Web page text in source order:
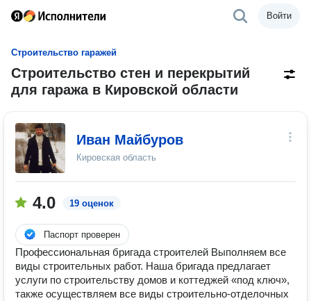
Войти
Строительство гаражей
Строительство стен и перекрытий
для гаража в Кировской области
Иван Майбуров
Кировская область
4.0 19 оценок
Паспорт проверен
Профессиональная бригада строителей Выполняем все
виды строительных работ. Наша бригада предлагает
услуги по строительству домов и коттеджей «под ключ»,
также осуществляем все виды строительно-отделочных